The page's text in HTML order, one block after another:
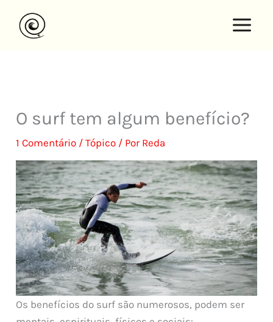
para
O surf tem algum benefício?
1 Comentário /Tópico / Por Reda
Os benefícios do surf são numerosos, podem ser